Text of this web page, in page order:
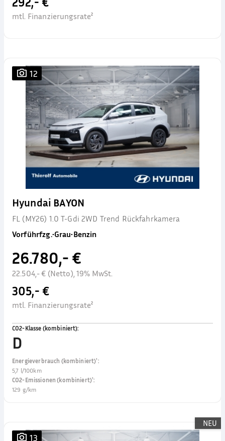
mtl. Finanzierungsrate²
12
Hyundai BAYON
FL (MY26) 1.0 T-Gdi 2WD Trend Rückfahrkamera
Vorführfzg.•Grau•Benzin
26.780,- €
22.504,- € (Netto), 19% MwSt.
305,- €
mtl. Finanzierungsrate²
CO2-Klasse (kombiniert):
D
Energieverbrauch (kombiniert)¹:
5,7 l/100km
CO2-Emissionen (kombiniert)¹:
129 g/km
NEU
13